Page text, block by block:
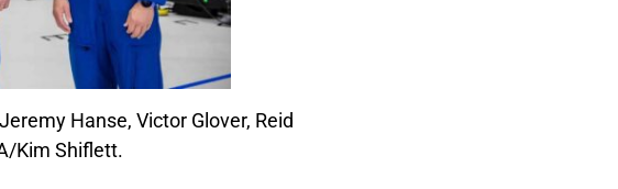
Hanse, Victor Glover, Reid
Kim Shiflett.